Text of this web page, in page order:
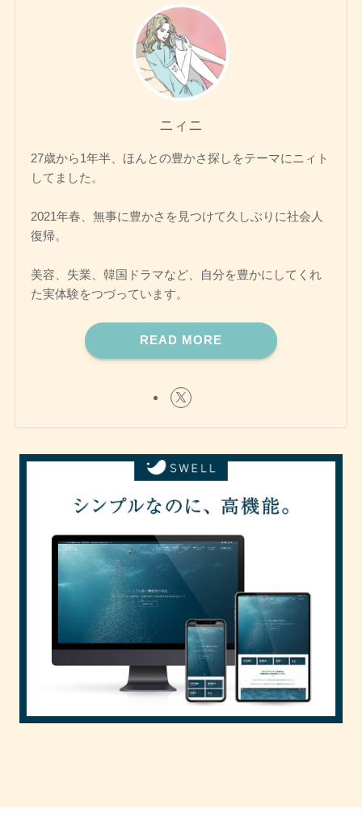
ニィニ
27歳から1年半、ほんとの豊かさ探しをテーマにニィト
してました。
2021年春、無事に豊かさを見つけて久しぶりに社会人
復帰。
美容、失業、韓国ドラマなど、自分を豊かにしてくれ
た実体験をつづっています。
READ MORE